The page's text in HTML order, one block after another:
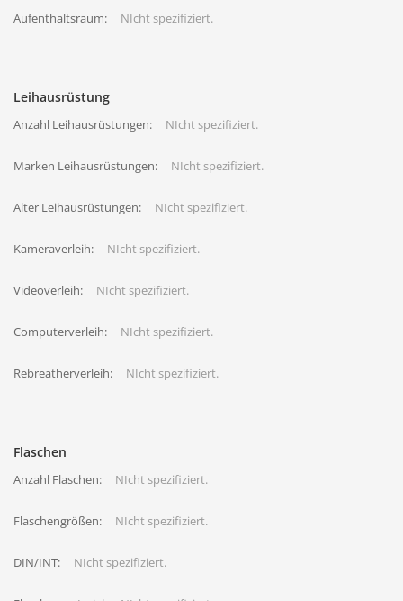
Aufenthaltsraum: NIcht spezifiziert.
Leihausrüstung
Anzahl Leihausrüstungen: NIcht spezifiziert.
Marken Leihausrüstungen: NIcht spezifiziert.
Alter Leihausrüstungen: NIcht spezifiziert.
Kameraverleih: NIcht spezifiziert.
Videoverleih: NIcht spezifiziert.
Computerverleih: NIcht spezifiziert.
Rebreatherverleih: NIcht spezifiziert.
Flaschen
Anzahl Flaschen: NIcht spezifiziert.
Flaschengrößen: NIcht spezifiziert.
DIN/INT: NIcht spezifiziert.